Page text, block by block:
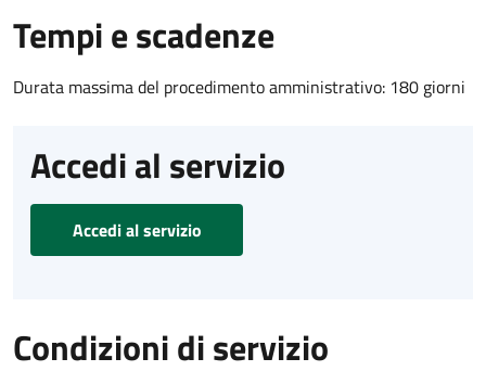
Tempi e scadenze
Durata massima del procedimento amministrativo: 180 giorni
Accedi al servizio
Accedi al servizio
Condizioni di servizio